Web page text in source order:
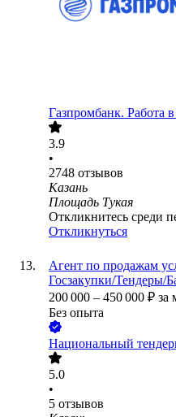
Газпромбанк. Работа
3.9
•
2748 отзывов
Казань
Площадь Тукая
Откликнитесь среди
Откликнуться
Агент по продажам
Госзакупки/Тендеры/
200 000 – 450 000 ₽ за
Без опыта
Национальный
5.0
•
5 отзывов